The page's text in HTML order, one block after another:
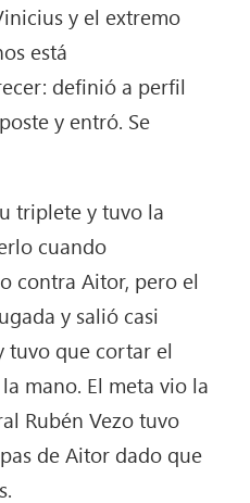
y el extremo
está
definió a perfil
y entró. Se
triplete y tuvo la
cuando
contra Aitor, pero el
y salió casi
tuvo que cortar el
mano. El meta vio la
Rubén Vezo tuvo
de Aitor dado que